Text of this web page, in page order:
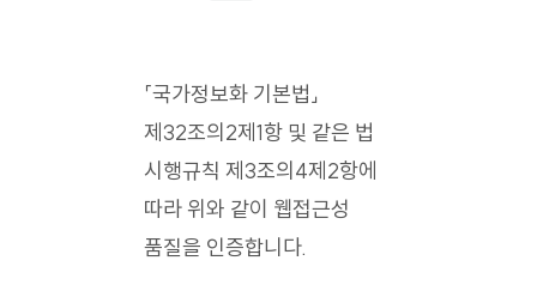
「국가정보화 기본법」
제32조의2제1항 및 같은 법
시행규칙 제3조의4제2항에
따라 위와 같이 웹접근성
품질을 인증합니다.